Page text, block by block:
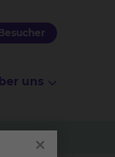
uns